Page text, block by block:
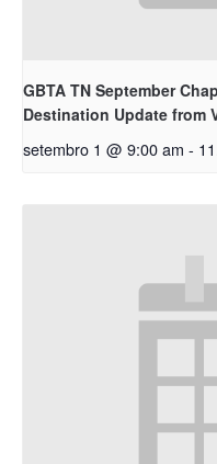
GBTA TN September
Destination Update from
setembro 1 @ 9:00 am -